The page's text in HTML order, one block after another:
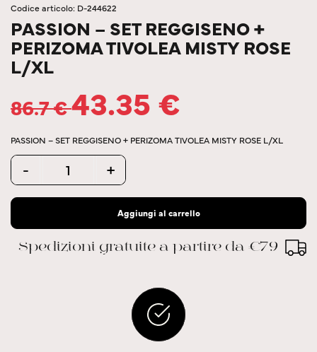
Codice articolo: D-244622
PASSION – SET REGGISENO +
PERIZOMA TIVOLEA MISTY ROSE
L/XL
86.7€43.35€
PASSION – SET REGGISENO + PERIZOMA TIVOLEA MISTY ROSE L/XL
Quantity
- +
Aggiungi al carrello
Spedizioni gratuite a partire da €79